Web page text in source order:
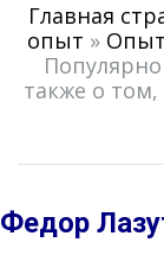
Главная
опыт » Опыт
также о том,
Федор